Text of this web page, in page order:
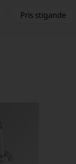
Pris stigande